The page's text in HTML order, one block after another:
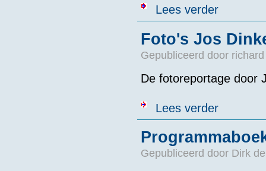
Lees verderover
Foto's Jos
Gepubliceerd door
De fotoreportage door
Lees verderover Foto's
Gepubliceerd door Dirk